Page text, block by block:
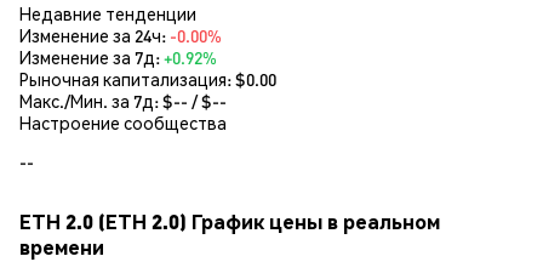
Недавние тенденции
Изменение за 24ч: -0.00%
Изменение за 7д:+0.92%
Рыночная капитализация:$0.00
Макс./Мин. за 7д: $-- / $--
Настроение сообщества
--
ETH 2.0 (ETH 2.0) График цены в реальном
времени